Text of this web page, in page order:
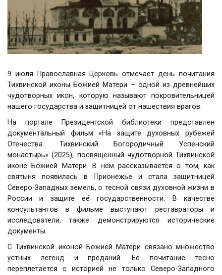
9 июля Православная Церковь отмечает день почитания
Тихвинской иконы Божией Матери – одной из древнейших
чудотворных икон, которую называют покровительницей
нашего государства и защитницей от нашествия врагов.
На портале Президентской библиотеки представлен
документальный фильм «На защите духовных рубежей
Отечества. Тихвинский Богородичный Успенский
монастырь» (2025), посвящённый чудотворной Тихвинской
иконе Божией Матери. В нём рассказывается о том, как
святыня появилась в Прионежье и стала защитницей
Северо-Западных земель, о тесной связи духовной жизни в
России и защите её государственности. В качестве
консультантов в фильме выступают реставраторы и
исследователи, также демонстрируются исторические
документы.
С Тихвинской иконой Божией Матери связано множество
устных легенд и преданий. Её почитание тесно
переплетается с историей не только Северо-Западного